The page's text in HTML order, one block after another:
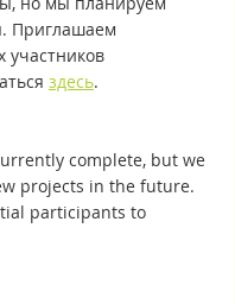
Приглашаем
участников
здесь.
complete, but we
projects in the future.
participants to